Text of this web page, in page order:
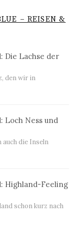
– REISEN &
Die Lachse der
den wir in
Loch Ness und
die Inseln
Highland-Feeling
schon kurz nach